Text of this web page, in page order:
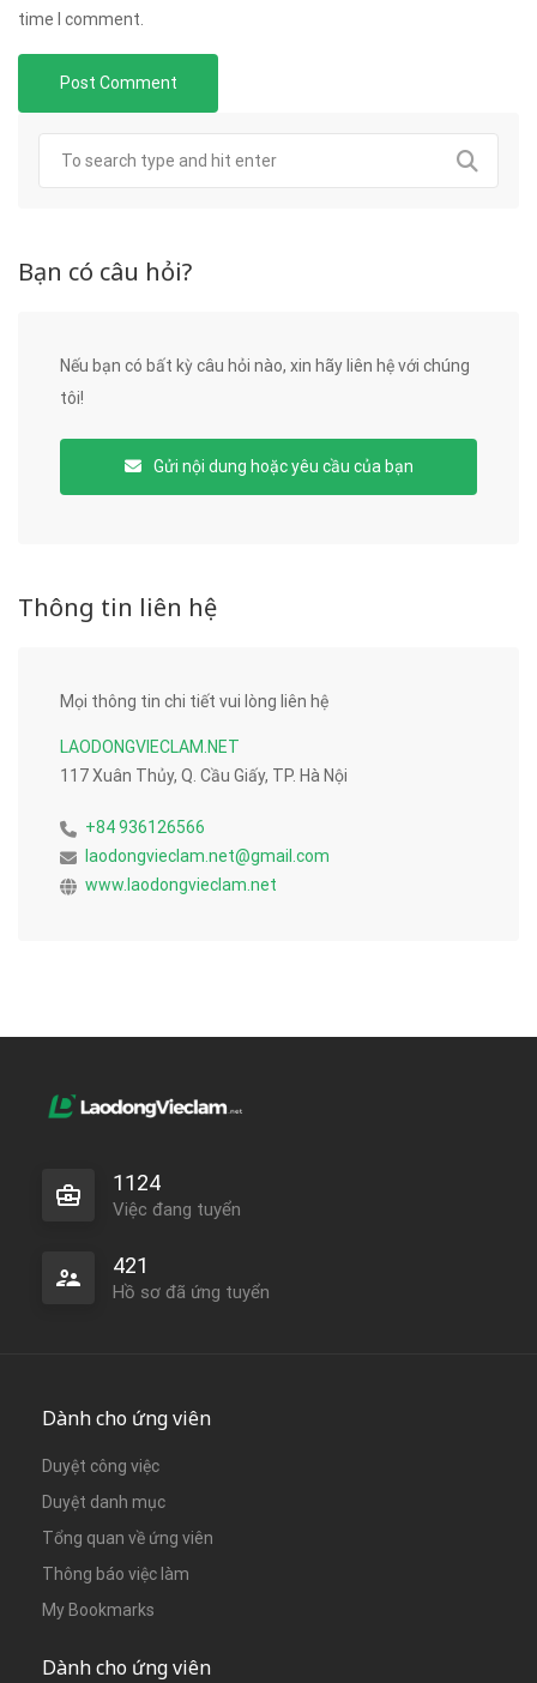
time I comment.
Bạn có câu hỏi?
Nếu bạn có bất kỳ câu hỏi nào, xin hãy liên hệ với chúng
tôi!
Gửi nội dung hoặc yêu cầu của bạn
Thông tin liên hệ
Mọi thông tin chi tiết vui lòng liên hệ
LAODONGVIECLAM.NET
117 Xuân Thủy, Q. Cầu Giấy, TP. Hà Nội
+84 936126566
laodongvieclam.net@gmail.com
www.laodongvieclam.net
1124
Việc đang tuyển
421
Hồ sơ đã ứng tuyển
Dành cho ứng viên
Duyệt công việc
Duyệt danh mục
Tổng quan về ứng viên
Thông báo việc làm
My Bookmarks
Dành cho ứng viên